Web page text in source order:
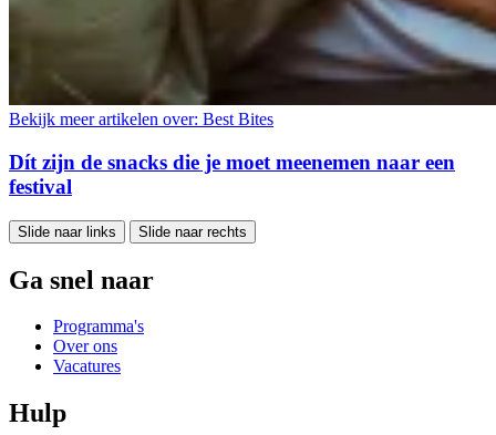
Bekijk meer artikelen over: Best Bites
Dít zijn de snacks die je moet meenemen naar een
festival
Slide naar links Slide naar rechts
Ga snel naar
Programma's
Over ons
Vacatures
Hulp